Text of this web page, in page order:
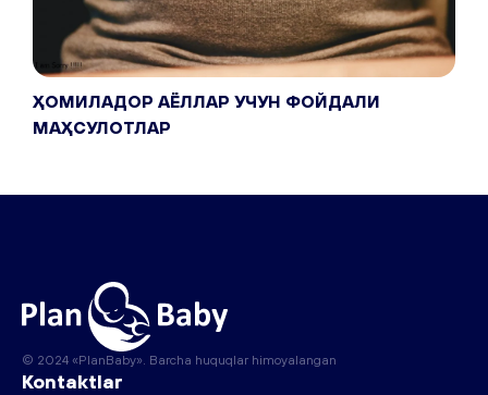
ҲОМИЛАДОР АЁЛЛАР УЧУН ФОЙДАЛИ
МАҲСУЛОТЛАР
© 2024 «PlanBaby». Barcha huquqlar himoyalangan
Kontaktlar